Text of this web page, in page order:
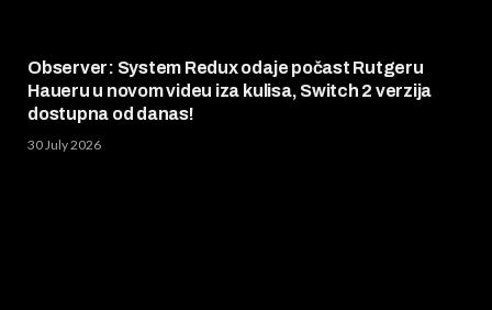
Observer: System Redux odaje počast Rutgeru
Haueru u novom videu iza kulisa, Switch 2 verzija
dostupna od danas!
30 July 2026